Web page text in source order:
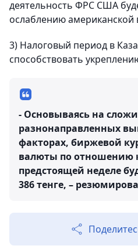
деятельность ФРС США
ослаблению американской
3) Налоговый период в
способствовать
- Основываясь на
разнонаправленных
факторах, биржевой
валюты по отношению
предстоящей неделе
386 тенге, –